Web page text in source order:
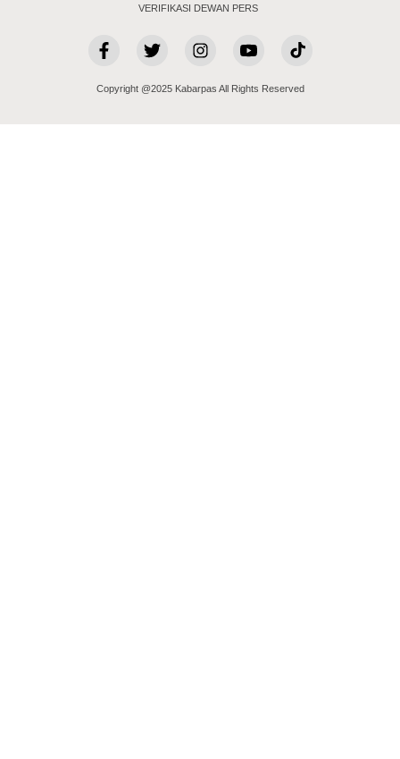
VERIFIKASI DEWAN PERS
Copyright @2025 Kabarpas All Rights Reserved